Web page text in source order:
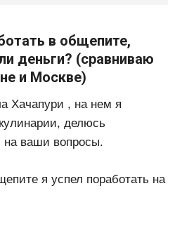
в общепите,
деньги? (сравниваю
и Москве)
Хачапури , на нем я
делюсь
на ваши вопросы.
я успел поработать на